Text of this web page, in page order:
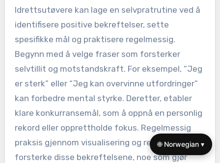
Idrettsutøvere kan lage en selvpratrutine ved å
identifisere positive bekreftelser, sette
spesifikke mål og praktisere regelmessig.
Begynn med å velge fraser som forsterker
selvtillit og motstandskraft. For eksempel, “Jeg
er sterk” eller “Jeg kan overvinne utfordringer”
kan forbedre mental styrke. Deretter, etabler
klare konkurransemål, som å oppnå en personlig
rekord eller opprettholde fokus. Regelmessig
praksis gjennom visualisering og repetisjon kan
forsterke disse bekreftelsene, noe som gjør
🌐 Norwegian ▾